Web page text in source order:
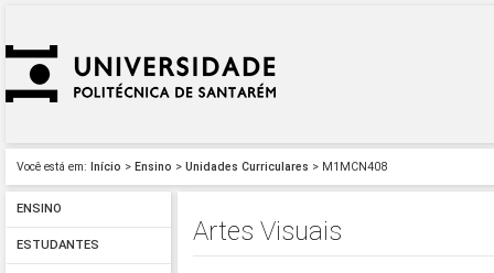
Você está em: Início > Ensino > Unidades Curriculares > M1MCN408
ENSINO
ESTUDANTES Artes Visuais